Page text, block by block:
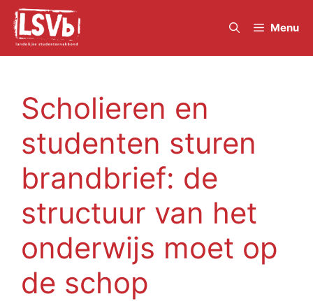
Skip
content
Menu
Scholieren en
studenten sturen
brandbrief: de
structuur van het
onderwijs moet op
de schop